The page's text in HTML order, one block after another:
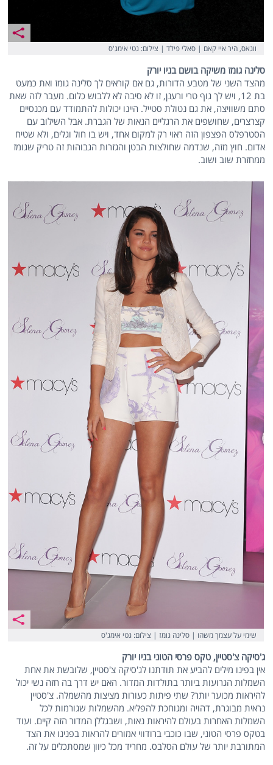
ווגאס, היר איי קאם | סאלי פילד | צילום: גטי אימג'ס
סלינה גומז משיקה בושם בניו יורק
מהצד השני של מטבע הדורות, גם אם קוראים לך סלינה גומז ואת כמעט
בת 12, ויש לך גוף טרי ורענן, זו לא סיבה לא ללבוש כלום. מעבר לזה שאת
סתם משוויצה, את גם נטולת סטייל. היינו יכולות להתמודד עם מכנסיים
קצרצרים, שחושפים את הרגליים הנאות של הגברת. אבל השילוב עם
הסטרפלס הפצפון הזה ראוי רק למקום אחד, ויש בו חול וגלים, ולא שטיח
אדום. חוץ מזה, שנדמה שחולצות הבטן והגזרות הגבוהות זה טריק שגומז
ממחזרת שוב ושוב.
שימי על עצמך משהו | סלינה גומז | צילום: גטי אימג'ס
ג'סיקה צ'סטיין, טקס פרסי הטוני בניו יורק
אין בפינו מילים להביע את תודתנו לג'סיקה צ'סטיין, שלובשת את אחת
השמלות הגרועות ביותר בתולדות המדור. האם יש דרך בה חזה נשי יכול
להיראות מכוער יותר? שתי פיתות כעורות מציצות מהשמלה. צ'סטיין
נראית מבוגרת, דהויה ומגוחכת להפליא. מהשמלות שגורמות לכל
השמלות האחרות בעולם להיראות נאות, ושבגללן המדור הזה קיים. ועוד
בטקס פרסי הטוני, שבו כוכבי ברודווי אמורים להראות בפנינו את הצד
המתורבת יותר של עולם הסלבס. מחריד מכל כיוון שמסתכלים על זה.